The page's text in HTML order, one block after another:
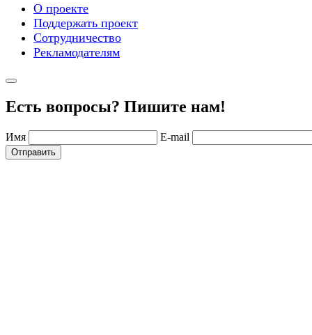
О проекте
Поддержать проект
Сотрудничество
Рекламодателям
Есть вопросы? Пишите нам!
Имя E-mail